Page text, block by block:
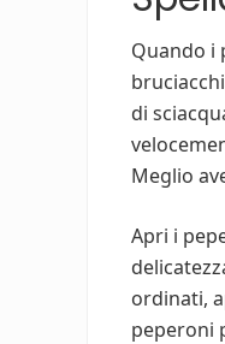
Quando i
di
Meglio
Apri i
ordinati,
peperoni